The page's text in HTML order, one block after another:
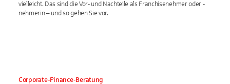
vielleicht. Das sind die Vor- und Nachteile als Franchisenehmer oder -
nehmerin – und so gehen Sie vor.
Corporate-Finance-Beratung